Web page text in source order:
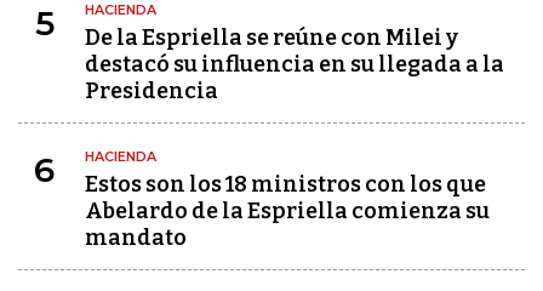
5 HACIENDA
De la Espriella se reúne con Milei y
destacó su influencia en su llegada a la
Presidencia
6 HACIENDA
Estos son los 18 ministros con los que
Abelardo de la Espriella comienza su
mandato